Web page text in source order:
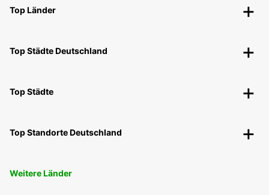
Top Länder
Top Städte Deutschland
Top Städte
Top Standorte Deutschland
Weitere Länder